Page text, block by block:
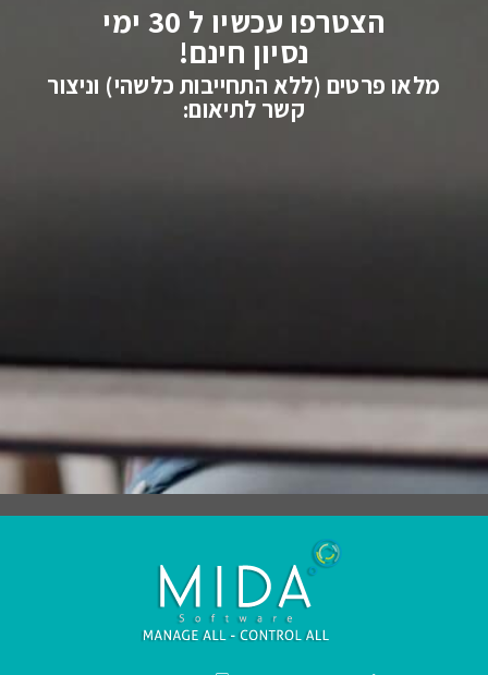
הצטרפו עכשיו ל 30 ימי
נסיון חינם!
מלאו פרטים (ללא התחייבות כלשהי) וניצור
קשר לתיאום: